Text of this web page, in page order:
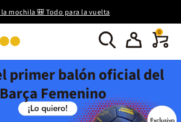
mochila 🎒 Todo para la vuelta
0
primer balón oficial del
Barça Femenino